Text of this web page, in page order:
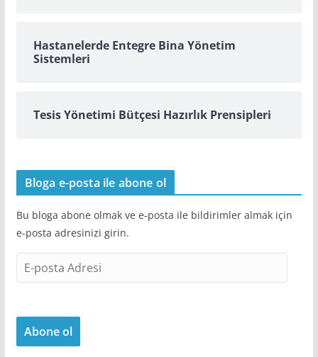
Hastanelerde Entegre Bina Yönetim
Sistemleri
Tesis Yönetimi Bütçesi Hazırlık Prensipleri
Bloga e-posta ile abone ol
Bu bloga abone olmak ve e-posta ile bildirimler almak için
e-posta adresinizi girin.
-
o
t
Abone ol